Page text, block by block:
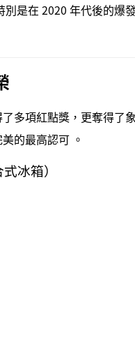
是在 2020 年代後的爆
多項紅點獎，更奪得
的最高認可 。
冰箱）